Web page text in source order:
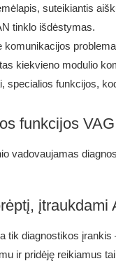
suteikiantis
tinklo išdėstymas.
komunikacijos
kiekvieno modulio
specialios funkcijos,
funkcijos
vadovaujamas
įtraukdami
tik diagnostikos
ir pridėję reikiamus